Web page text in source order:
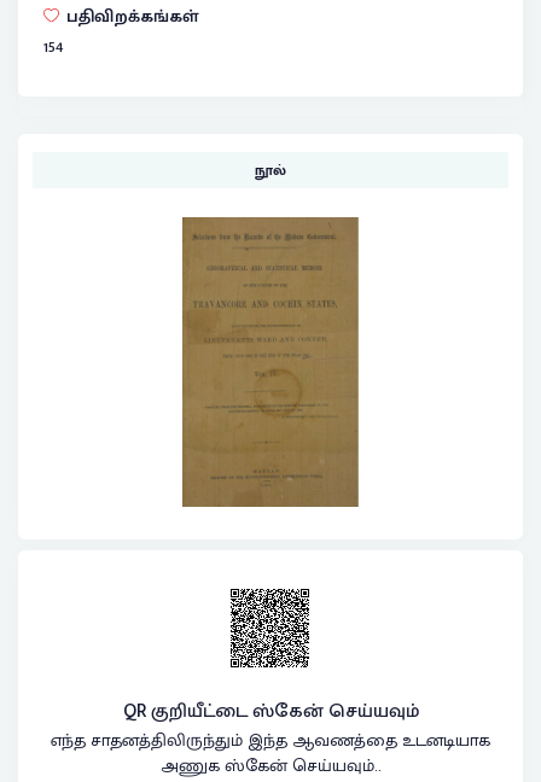
பதிவிறக்கங்கள்
154
நூல்
QR குறியீட்டை ஸ்கேன் செய்யவும்
எந்த சாதனத்திலிருந்தும் இந்த ஆவணத்தை உடனடியாக
அணுக ஸ்கேன் செய்யவும்..